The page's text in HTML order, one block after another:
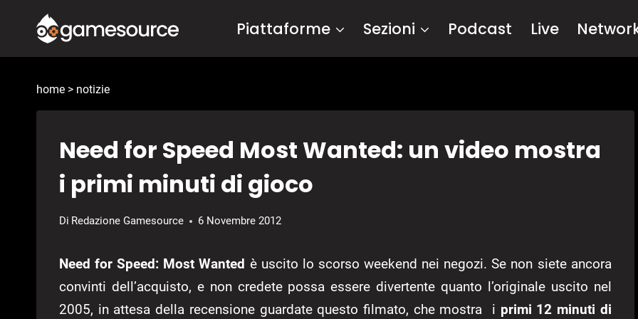
contenuto
Piattaforme Sezioni Podcast Live
home > notizie
Need for Speed Most Wanted: un video mostra
i primi minuti di gioco
Di Redazione Gamesource 6 Novembre 2012
Need for Speed: Most Wanted è uscito lo scorso weekend nei negozi. Se non siete ancora
convinti dell’acquisto, e non credete possa essere divertente quanto l’originale uscito nel
2005, in attesa della recensione guardate questo filmato, che mostra i primi 12 minuti di